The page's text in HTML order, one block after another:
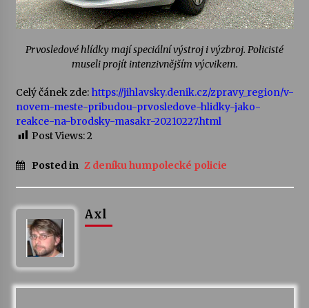
Ozvěny prázdnin
14. 7. 2026
Za kulturou kousek za Humpolec. V Želivě ožije
13. 7. 2026
3. 7. 2026
30. 6. 2026
Prvosledové hlídky mají speciální výstroj i výzbroj. Policisté
museli projít intenzivnějším výcvikem.
Celý čánek zde: https://jihlavsky.denik.cz/zpravy_region/v-
novem-meste-pribudou-prvosledove-hlidky-jako-
reakce-na-brodsky-masakr-20210227.html
Post Views:2
Posted in Z deníku humpolecké policie
Axl